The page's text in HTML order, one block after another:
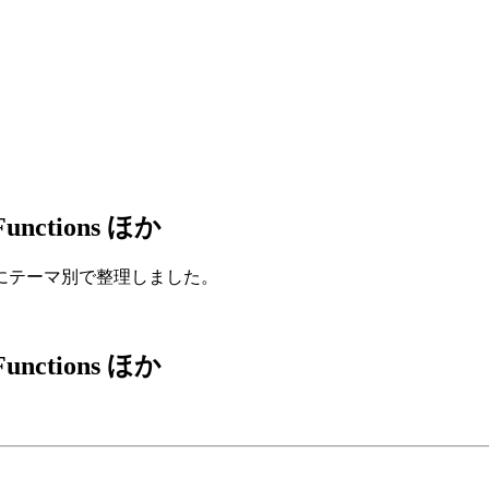
ほか
ーマ別で整理しました。
ほか